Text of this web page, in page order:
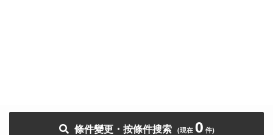
條件變更・按條件搜索 0